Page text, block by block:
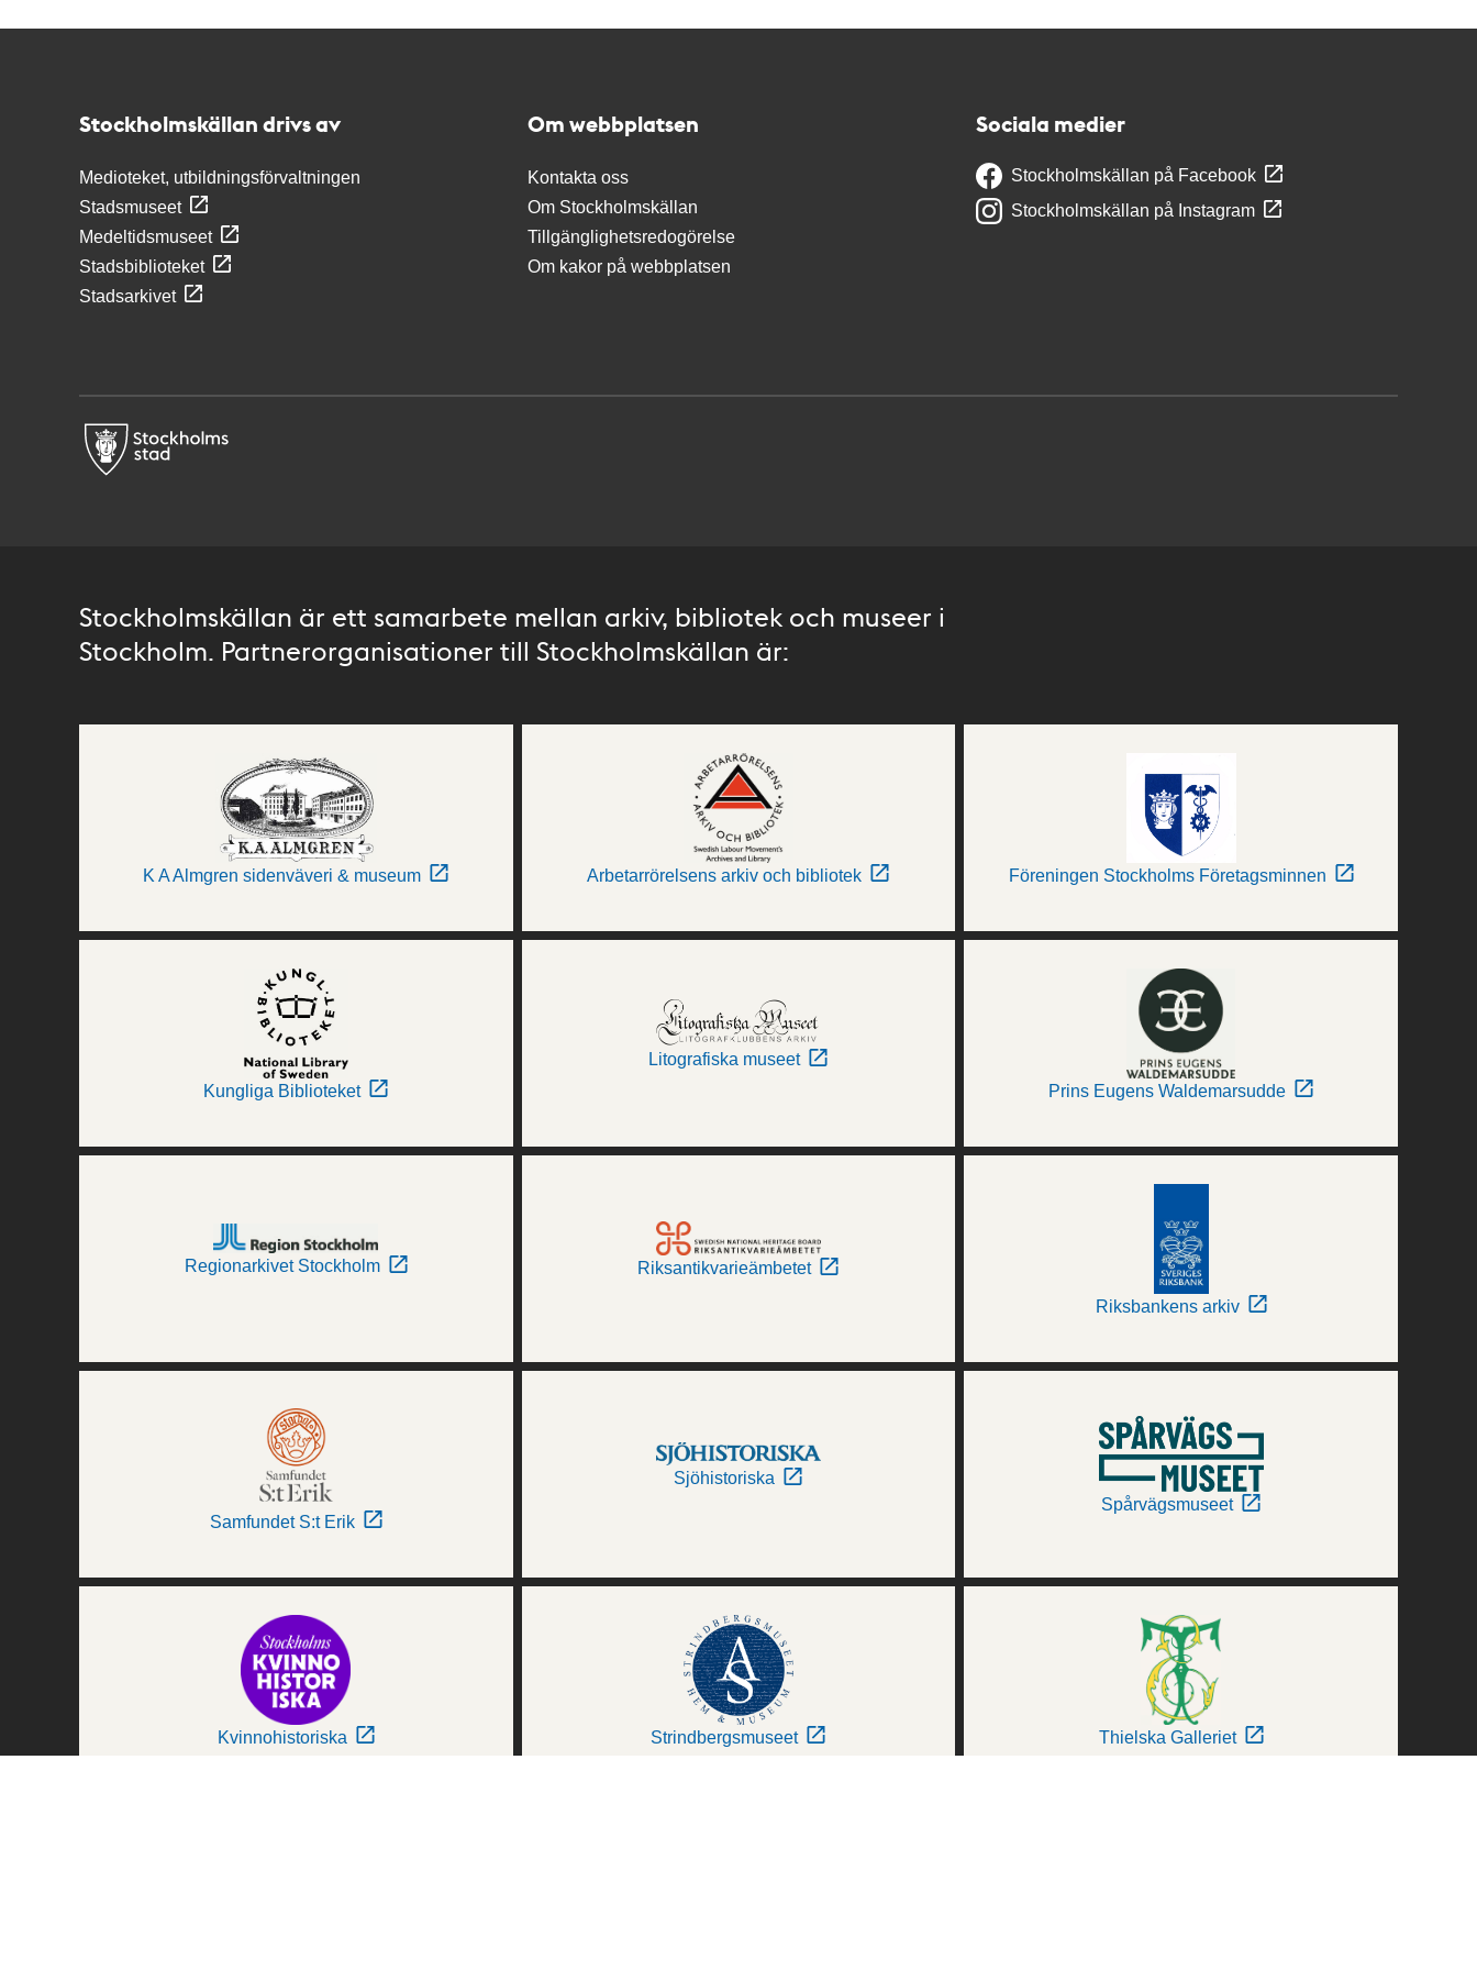
Stockholmskällan drivs av
Medioteket, utbildningsförvaltningen
Stadsmuseet
Medeltidsmuseet
Stadsbiblioteket
Stadsarkivet
Om webbplatsen
Kontakta oss
Om Stockholmskällan
Tillgänglighetsredogörelse
Om kakor på webbplatsen
Sociala medier
Stockholmskällan på Facebook
Stockholmskällan på Instagram
Stockholmskällan är ett samarbete mellan arkiv, bibliotek och museer i
Stockholm. Partnerorganisationer till Stockholmskällan är:
K A Almgren sidenväveri & museum Arbetarrörelsens arkiv och bibliotek Föreningen Stockholms Företagsminnen
Kungliga Biblioteket
Litografiska museet
Prins Eugens Waldemarsudde
Regionarkivet Stockholm Riksantikvarieämbetet
Riksbankens arkiv
Samfundet S:t Erik
Sjöhistoriska
Spårvägsmuseet
Kvinnohistoriska Strindbergsmuseet Thielska Galleriet